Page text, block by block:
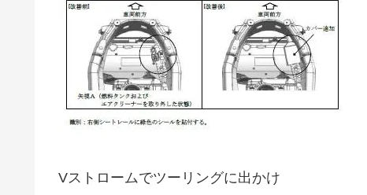
Vストロームでツーリングに出かけ